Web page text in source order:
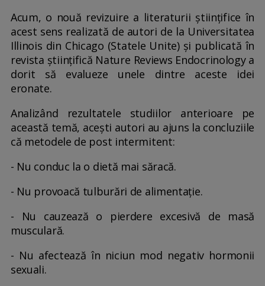
Acum, o nouă revizuire a literaturii științifice în
acest sens realizată de autori de la Universitatea
Illinois din Chicago (Statele Unite) și publicată în
revista științifică Nature Reviews Endocrinology a
dorit să evalueze unele dintre aceste idei
eronate.
Analizând rezultatele studiilor anterioare pe
această temă, acești autori au ajuns la concluziile
că metodele de post intermitent:
- Nu conduc la o dietă mai săracă.
- Nu provoacă tulburări de alimentație.
- Nu cauzează o pierdere excesivă de masă
musculară.
- Nu afectează în niciun mod negativ hormonii
sexuali.